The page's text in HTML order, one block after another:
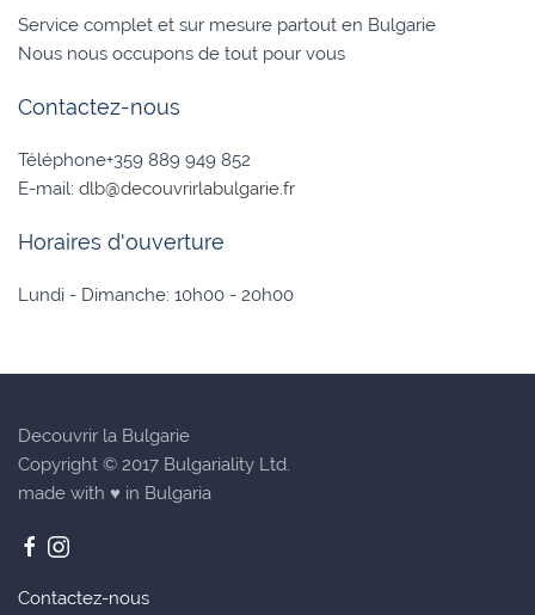
Service complet et sur mesure partout en Bulgarie
Nous nous occupons de tout pour vous
Contactez-nous
Téléphone+359 889 949 852
E-mail: dlb@decouvrirlabulgarie.fr
Horaires d'ouverture
Lundi - Dimanche: 10h00 - 20h00
Decouvrir la Bulgarie
Copyright © 2017 Bulgariality Ltd.
made with ♥ in Bulgaria
Contactez-nous